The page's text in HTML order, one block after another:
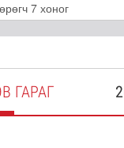
ГАРАГ